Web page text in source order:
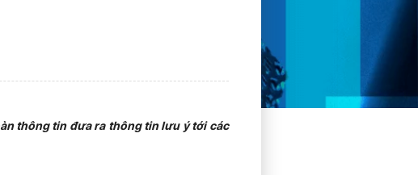
thông tin đưa ra thông tin lưu ý tới các